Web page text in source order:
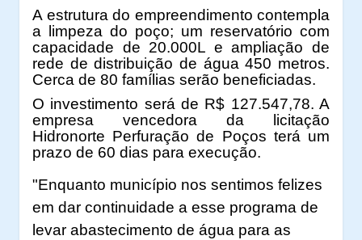
A estrutura do empreendimento contempla
a limpeza do poço; um reservatório com
capacidade de 20.000L e ampliação de
rede de distribuição de água 450 metros.
Cerca de 80 famílias serão beneficiadas.
O investimento será de R$ 127.547,78. A
empresa vencedora da licitação
Hidronorte Perfuração de Poços terá um
prazo de 60 dias para execução.
"Enquanto município nos sentimos felizes
em dar continuidade a esse programa de
levar abastecimento de água para as